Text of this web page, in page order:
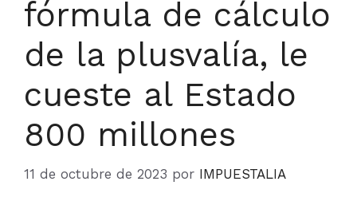
fórmula de cálculo
de la plusvalía, le
cueste al Estado
800 millones
11 de octubre de 2023 por IMPUESTALIA